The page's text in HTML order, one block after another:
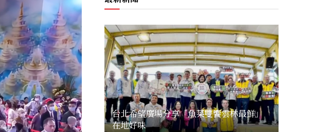
台北希望廣場分享「魚菜雙饗雲林最鮮」
在地好味